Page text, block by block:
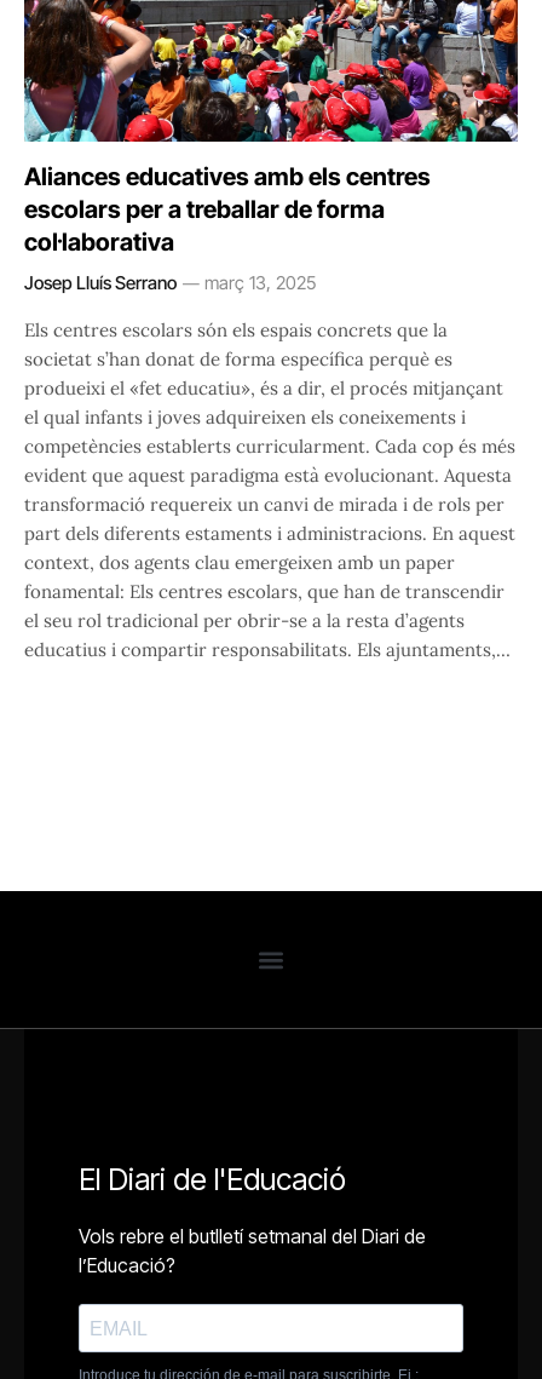
Aliances educatives amb els centres
escolars per a treballar de forma
col·laborativa
Josep Lluís Serrano març 13, 2025
Els centres escolars són els espais concrets que la
societat s’han donat de forma específica perquè es
produeixi el «fet educatiu», és a dir, el procés mitjançant
el qual infants i joves adquireixen els coneixements i
competències establerts curricularment. Cada cop és més
evident que aquest paradigma està evolucionant. Aquesta
transformació requereix un canvi de mirada i de rols per
part dels diferents estaments i administracions. En aquest
context, dos agents clau emergeixen amb un paper
fonamental: Els centres escolars, que han de transcendir
el seu rol tradicional per obrir-se a la resta d’agents
educatius i compartir responsabilitats. Els ajuntaments,…